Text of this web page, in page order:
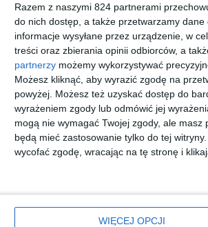
Razem z naszymi 824 partnerami
do nich dostęp, a także przetwarzamy
informacje wysyłane przez urządzenie, w
treści oraz zbierania opinii odbiorców, a
partnerzy możemy wykorzystywać
Możesz kliknąć, aby wyrazić zgodę na
powyżej. Możesz też uzyskać dostęp do
wyrażeniem zgody lub odmówić jej
mogą nie wymagać Twojej zgody, ale
będą mieć zastosowanie tylko do tej
wycofać zgodę, wracając na tę stronę i
WIĘCEJ OPCJI
755,
00